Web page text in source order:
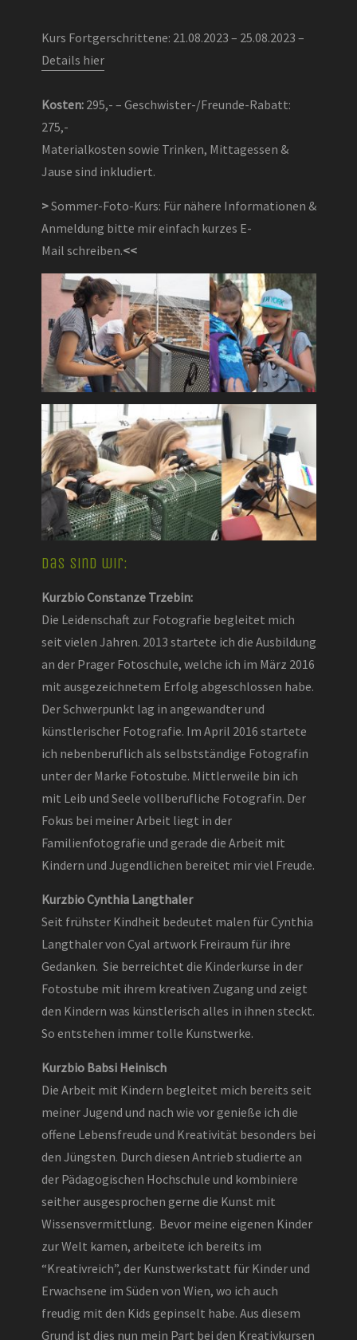
Kurs Fortgerschrittene: 21.08.2023 – 25.08.2023 –
Details hier
Kosten:295,- – Geschwister-/Freunde-Rabatt:
275,-
Materialkosten sowie Trinken, Mittagessen &
Jause sind inkludiert.
>Sommer-Foto-Kurs: Für nähere Informationen &
Anmeldung bitte mir einfach kurzes E-
Mail schreiben.<<
Das sind wir:
Kurzbio Constanze Trzebin:
Die Leidenschaft zur Fotografie begleitet mich
seit vielen Jahren. 2013 startete ich die Ausbildung
an der Prager Fotoschule, welche ich im März 2016
mit ausgezeichnetem Erfolg abgeschlossen habe.
Der Schwerpunkt lag in angewandter und
künstlerischer Fotografie. Im April 2016 startete
ich nebenberuflich als selbstständige Fotografin
unter der Marke Fotostube. Mittlerweile bin ich
mit Leib und Seele vollberufliche Fotografin. Der
Fokus bei meiner Arbeit liegt in der
Familienfotografie und gerade die Arbeit mit
Kindern und Jugendlichen bereitet mir viel Freude.
Kurzbio Cynthia Langthaler
Seit frühster Kindheit bedeutet malen fürCynthia
Langthaler von Cyal artworkFreiraum für ihre
Gedanken. Sie berreichtet die Kinderkurse in der
Fotostube mit ihrem kreativen Zugang und zeigt
den Kindern was künstlerisch alles in ihnen steckt.
So entstehen immer tolle Kunstwerke.
Kurzbio Babsi Heinisch
Die Arbeit mit Kindern begleitet mich bereits seit
meiner Jugend und nach wie vor genieße ich die
offene Lebensfreude und Kreativität besonders bei
den Jüngsten. Durch diesen Antrieb studierte an
der Pädagogischen Hochschule und kombiniere
seither ausgesprochen gerne die Kunst mit
Wissensvermittlung. Bevor meine eigenen Kinder
zur Welt kamen, arbeitete ich bereits im
“Kreativreich”, der Kunstwerkstatt für Kinder und
Erwachsene im Süden von Wien, wo ich auch
freudig mit den Kids gepinselt habe. Aus diesem
Grund ist dies nun mein Part bei den Kreativkursen